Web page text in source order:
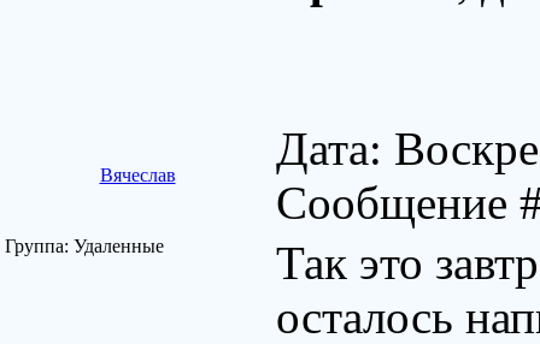
Вячеслав
Дата:
Сообщение
Группа: Удаленные
Так это
осталось